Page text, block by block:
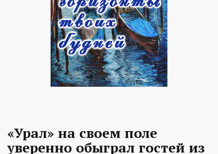
«Урал» на своем поле
уверенно обыграл гостей из